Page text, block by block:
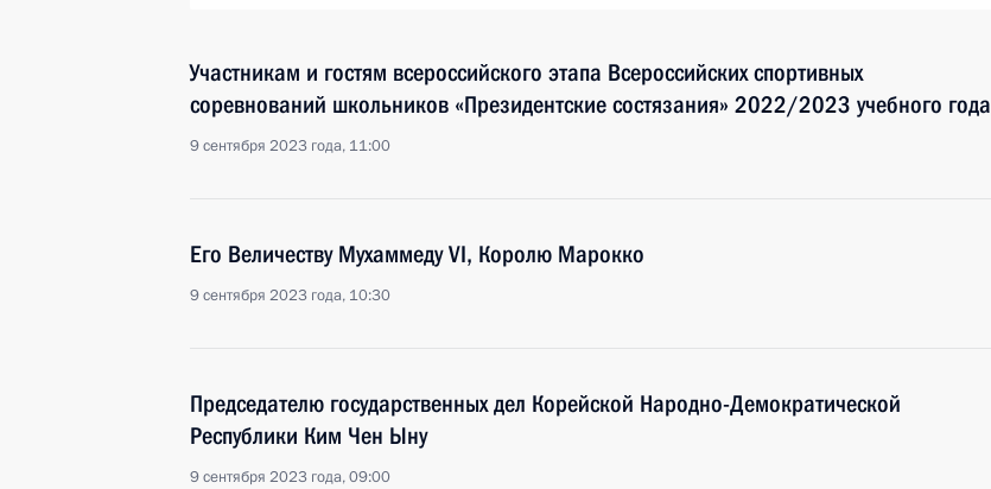
Участникам и гостям всероссийского этапа Всероссийских спортивных
соревнований школьников «Президентские состязания» 2022/2023 учебного года
9 сентября 2023 года, 11:00
Его Величеству Мухаммеду VI, Королю Марокко
9 сентября 2023 года, 10:30
Председателю государственных дел Корейской Народно-Демократической
Республики Ким Чен Ыну
9 сентября 2023 года, 09:00